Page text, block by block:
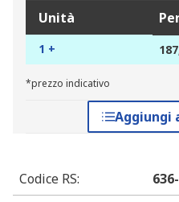
Unità
1 +
*prezzo indicativo
Aggiungi
Codice RS: